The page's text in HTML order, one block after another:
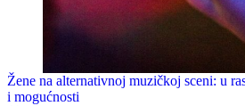
Žene na alternativnoj muzičkoj sceni: u
i mogućnosti